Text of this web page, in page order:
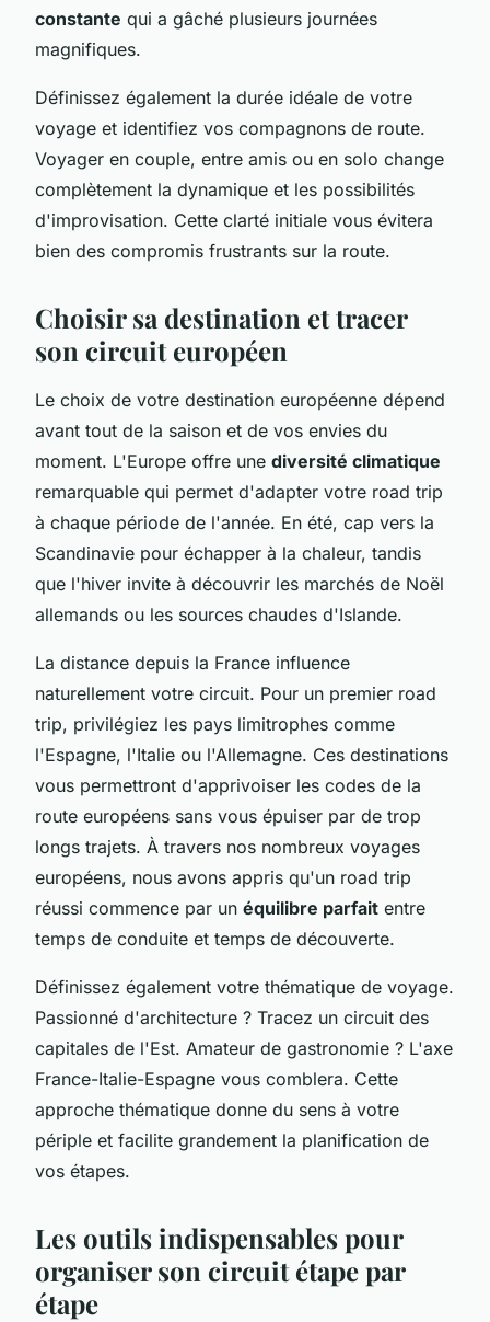
constante qui a gâché plusieurs journées
magnifiques.
Définissez également la durée idéale de votre
voyage et identifiez vos compagnons de route.
Voyager en couple, entre amis ou en solo change
complètement la dynamique et les possibilités
d'improvisation. Cette clarté initiale vous évitera
bien des compromis frustrants sur la route.
Choisir sa destination et tracer
son circuit européen
Le choix de votre destination européenne dépend
avant tout de la saison et de vos envies du
moment. L'Europe offre une diversité climatique
remarquable qui permet d'adapter votre road trip
à chaque période de l'année. En été, cap vers la
Scandinavie pour échapper à la chaleur, tandis
que l'hiver invite à découvrir les marchés de Noël
allemands ou les sources chaudes d'Islande.
La distance depuis la France influence
naturellement votre circuit. Pour un premier road
trip, privilégiez les pays limitrophes comme
l'Espagne, l'Italie ou l'Allemagne. Ces destinations
vous permettront d'apprivoiser les codes de la
route européens sans vous épuiser par de trop
longs trajets. À travers nos nombreux voyages
européens, nous avons appris qu'un road trip
réussi commence par un équilibre parfait entre
temps de conduite et temps de découverte.
Définissez également votre thématique de voyage.
Passionné d'architecture ? Tracez un circuit des
capitales de l'Est. Amateur de gastronomie ? L'axe
France-Italie-Espagne vous comblera. Cette
approche thématique donne du sens à votre
périple et facilite grandement la planification de
vos étapes.
Les outils indispensables pour
organiser son circuit étape par
étape